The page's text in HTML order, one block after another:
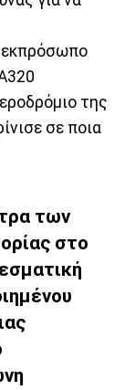
εκπρόσωπο
της
σε ποια
των
στο